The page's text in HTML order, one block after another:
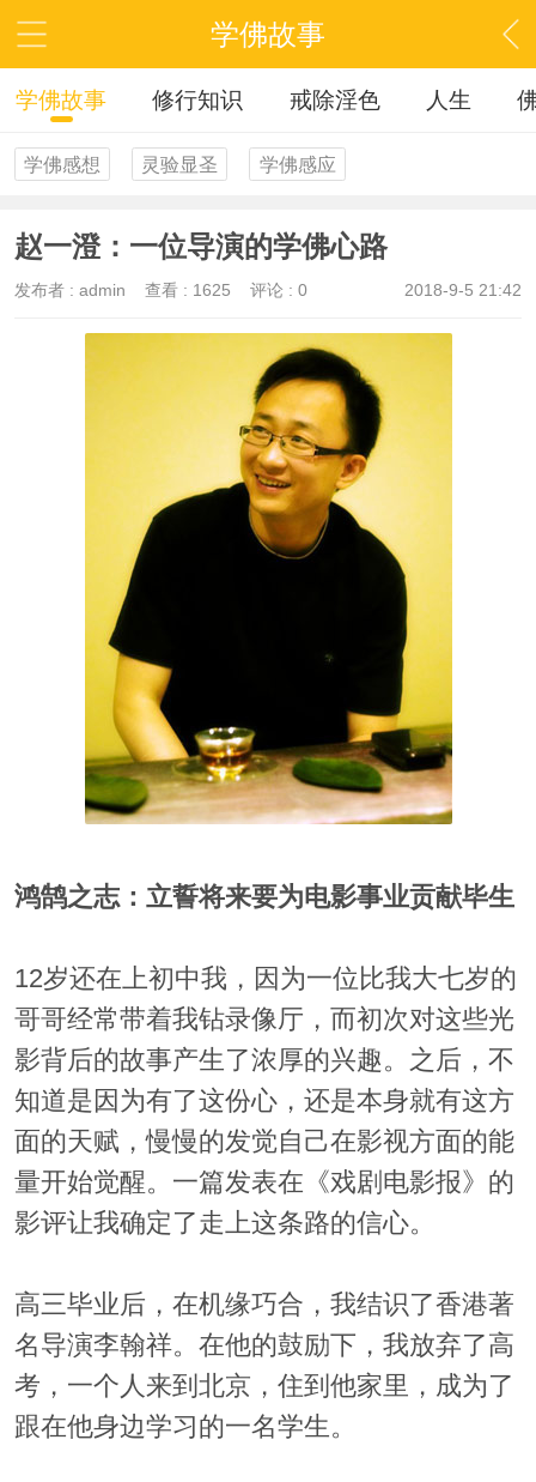
学佛故事
学佛故事 修行知识 戒除淫色 人生
学佛感想 灵验显圣 学佛感应
赵一澄：一位导演的学佛心路
2018-9-5 21:42
发布者 : admin 查看 : 1625 评论 : 0
鸿鹄之志：立誓将来要为电影事业贡献毕生
12岁还在上初中我，因为一位比我大七岁的
哥哥经常带着我钻录像厅，而初次对这些光
影背后的故事产生了浓厚的兴趣。之后，不
知道是因为有了这份心，还是本身就有这方
面的天赋，慢慢的发觉自己在影视方面的能
量开始觉醒。一篇发表在《戏剧电影报》的
影评让我确定了走上这条路的信心。
高三毕业后，在机缘巧合，我结识了香港著
名导演李翰祥。在他的鼓励下，我放弃了高
考，一个人来到北京，住到他家里，成为了
跟在他身边学习的一名学生。